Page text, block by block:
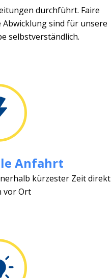
durchführt. Faire
sind für unsere
selbstverständlich.
Anfahrt
kürzester Zeit direkt
vor Ort